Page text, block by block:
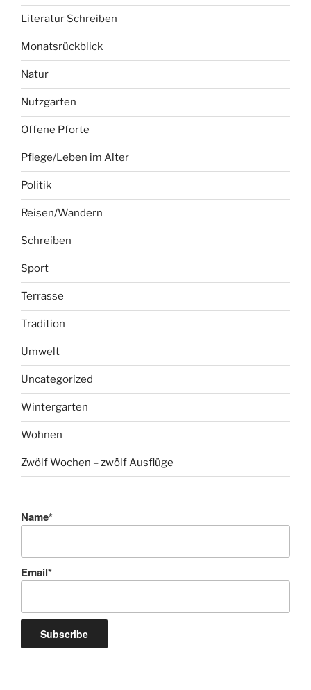
Literatur Schreiben
Monatsrückblick
Natur
Nutzgarten
Offene Pforte
Pflege/Leben im Alter
Politik
Reisen/Wandern
Schreiben
Sport
Terrasse
Tradition
Umwelt
Uncategorized
Wintergarten
Wohnen
Zwölf Wochen – zwölf Ausflüge
Name*
Email*